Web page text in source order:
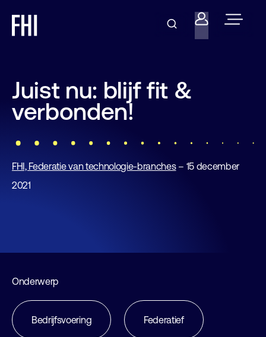
Juist nu: blijf fit &
verbonden!
FHI, Federatie van technologie-branches– 15 december
2021
Onderwerp
Bedrijfsvoering Federatief